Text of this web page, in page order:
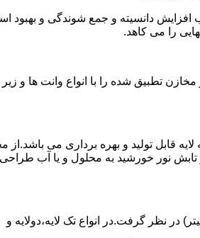
افزایش دانسیته و جمع شوندگی و
را می کاهد.
تطبیق شده را با انواع وانت ها و
قابل تولید و بهره برداری می
نور خورشید به محلول و یا آب